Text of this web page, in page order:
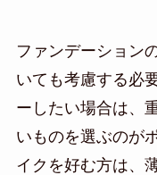
ファンデーション
いても考慮する必
ーしたい場合は、
いものを選ぶのが
イクを好む方は、